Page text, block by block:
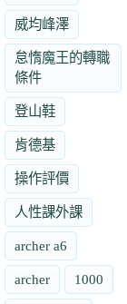
威均峰澤
怠惰魔王的轉職
條件
登山鞋
肯德基
操作評價
人性課外課
archer a6
archer 1000